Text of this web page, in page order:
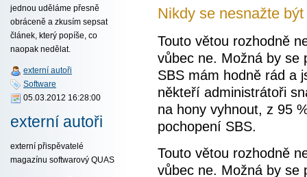
jednou uděláme přesně
obráceně a zkusím sepsat
článek, který popíše, co
naopak nedělat.
externí autoři
Software
05.03.2012 16:28:00
externí autoři
externí přispěvatelé
magazínu softwarový QUAS
Nikdy se nesnažte
Touto větou rozhodně
vůbec ne. Možná by se
SBS mám hodně rád a
někteří administrátoři
na hony vyhnout, z 95
pochopení SBS.
Touto větou rozhodně
vůbec ne. Možná by se